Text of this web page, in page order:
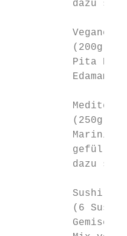
dazu
Vegane
(200g
Pita
(250g
dazu
Sushi
(6 Sushi